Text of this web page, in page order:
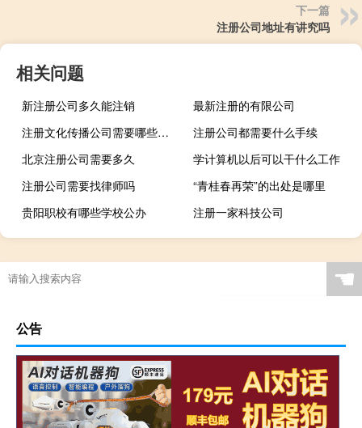
下一篇
注册公司地址有讲究吗
相关问题
新注册公司多久能注销
最新注册的有限公司
注册文化传播公司需要哪些条件
注册公司都需要什么手续
北京注册公司需要多久
学计算机以后可以干什么工作
注册公司需要找律师吗
“青桂春再荣”的出处是哪里
贵阳职校有哪些学校公办
注册一家科技公司
☚
公告